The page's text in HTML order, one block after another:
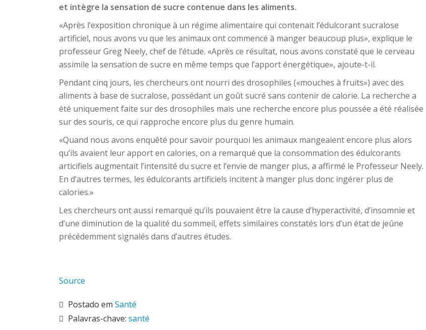
et intègre la sensation de sucre contenue dans les aliments.
«Après l’exposition chronique à un régime alimentaire qui contenait l’édulcorant sucralose
artificiel, nous avons vu que les animaux ont commencé à manger beaucoup plus», explique le
professeur Greg Neely, chef de l’étude. «Après ce résultat, nous avons constaté que le cerveau
assimile la sensation de sucre en même temps que l’apport énergétique», ajoute-t-il.
Pendant cinq jours, les chercheurs ont nourri des drosophiles («mouches à fruits») avec des
aliments à base de sucralose, possédant un goût sucré sans contenir de calorie. La recherche a
été uniquement faite sur des drosophiles mais une recherche encore plus poussée a été réalisée
sur des souris, ce qui rapproche encore plus du genre humain.
«Quand nous avons enquêté pour savoir pourquoi les animaux mangeaient encore plus alors
qu’ils avaient leur apport en calories, on a remarqué que la consommation des édulcorants
articifiels augmentait l’intensité du sucre et l’envie de manger plus, a affirmé le Professeur Neely.
En d’autres termes, les édulcorants artificiels incitent à manger plus donc ingérer plus de
calories.»
Les chercheurs ont aussi remarqué qu’ils pouvaient être la cause d’hyperactivité, d’insomnie et
d’une diminution de la qualité du sommeil, effets similaires constatés lors d’un état de jeûne
précédemment signalés dans d’autres études.
Source
Postado em Santé
Palavras-chave: santé